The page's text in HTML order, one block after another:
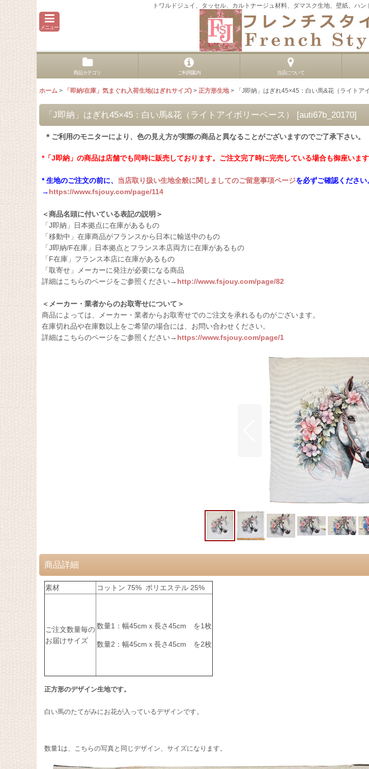
トワルドジュイ、タッセル、カルトナージュ材料、ダマスク生地、壁紙、ハ
メニュー
商品カテゴリ ご利用案内 当店について
ホーム > 「即納/在庫」気まぐれ入荷生地(はぎれサイズ) > 正方形生地 > 「J即納」はぎれ45×45：白い馬&花（ライトア
「J即納」はぎれ45×45：白い馬&花（ライトアイボリーベース） [auti67b_20170]
＊ご利用のモニターにより、色の見え方が実際の商品と異なることがございますのでご了承下さい。
*「J即納」の商品は店舗でも同時に販売しております。ご注文完了時に完売している場合も御座いま
* 生地のご注文の前に、 当店取り扱い生地全般に関しましてのご留意事項ページを必ずご確認ください
→ https://www.fsjouy.com/page/114
＜商品名頭に付いている表記の説明＞
「J即納」日本拠点に在庫があるもの
「移動中」在庫商品がフランスから日本に輸送中のもの
「J即納/F在庫」日本拠点とフランス本店両方に在庫があるもの
「F在庫」フランス本店に在庫があるもの
「取寄せ」メーカーに発注が必要になる商品
詳細はこちらのページをご参照ください→ http://www.fsjouy.com/page/82
＜メーカー・業者からのお取寄せについて＞
商品によっては、メーカー・業者からお取寄せでのご注文を承れるものがございます。
在庫切れ品や在庫数以上をご希望の場合には、お問い合わせください。
詳細はこちらのページをご参照ください→ https://www.fsjouy.com/page/1
商品詳細
素材 コットン 75% ポリエステル 25%
ご注文数量毎の
お届けサイズ
数量1：幅45cmｘ長さ45cm を1枚
数量2： 幅45cmｘ長さ45cm を2枚
正方形のデザイン生地です。
白い馬のたてがみにお花が入っているデザインです。
数量1は、こちらの写真と同じデザイン、サイズになります。